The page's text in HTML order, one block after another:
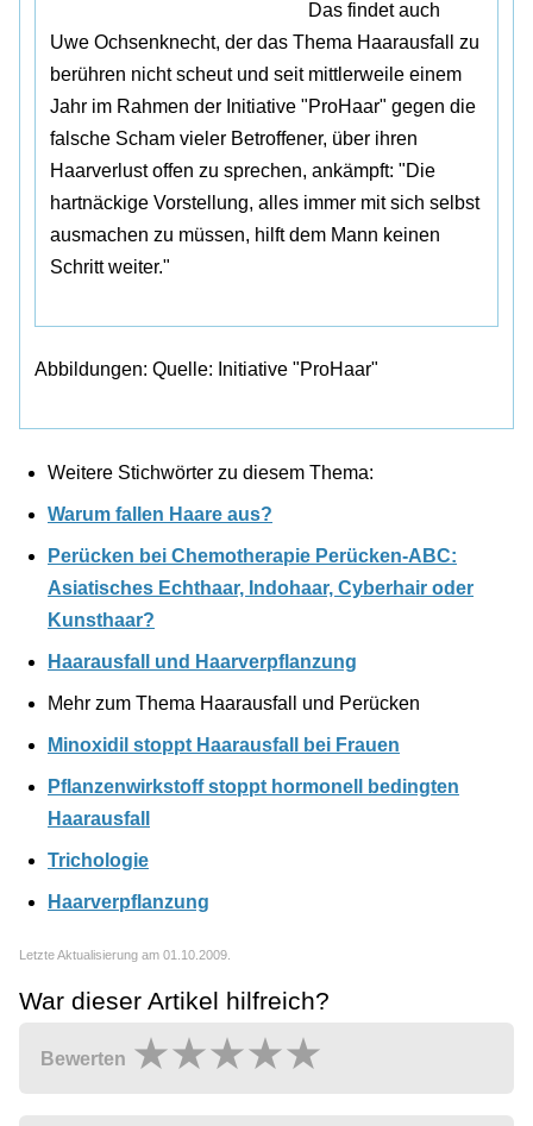
Das findet auch
Uwe Ochsenknecht, der das Thema Haarausfall zu
berühren nicht scheut und seit mittlerweile einem
Jahr im Rahmen der Initiative "ProHaar" gegen die
falsche Scham vieler Betroffener, über ihren
Haarverlust offen zu sprechen, ankämpft: "Die
hartnäckige Vorstellung, alles immer mit sich selbst
ausmachen zu müssen, hilft dem Mann keinen
Schritt weiter."
Abbildungen: Quelle: Initiative "ProHaar"
Weitere Stichwörter zu diesem Thema:
Warum fallen Haare aus?
Perücken bei Chemotherapie Perücken-ABC:
Asiatisches Echthaar, Indohaar, Cyberhair oder
Kunsthaar?
Haarausfall und Haarverpflanzung
Mehr zum Thema Haarausfall und Perücken
Minoxidil stoppt Haarausfall bei Frauen
Pflanzenwirkstoff stoppt hormonell bedingten
Haarausfall
Trichologie
Haarverpflanzung
Letzte Aktualisierung am 01.10.2009.
War dieser Artikel hilfreich?
Bewerten